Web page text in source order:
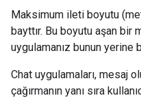
Maksimum ileti boyutu
bayttır. Bu boyutu aşan bir
uygulamanız bunun
Chat uygulamaları, mesaj
çağırmanın yanı sıra